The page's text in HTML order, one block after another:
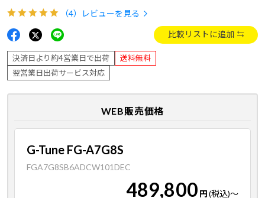
（4） レビューを見る
比較リストに追加
決済日より約4営業日で出荷
送料無料
翌営業日出荷サービス対応
WEB販売価格
G-Tune FG-A7G8S
FGA7G8SB6ADCW101DEC
489,800 円(税込)～